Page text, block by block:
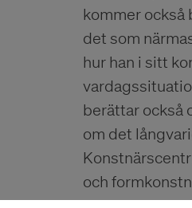
kommer också
det som
hur han i sitt
berättar också
om det
och